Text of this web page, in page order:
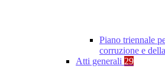
Piano triennale
corruzione e
Atti generali 29